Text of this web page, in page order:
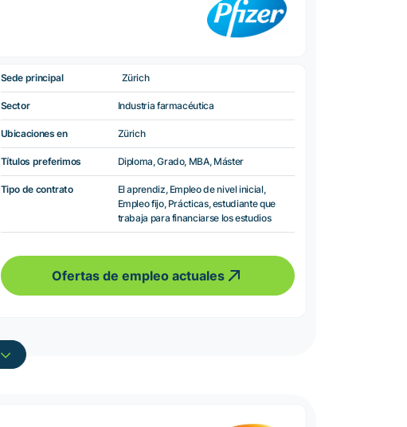
Sede principal Zürich
Sector Industria farmacéutica
Ubicaciones en Zürich
Títulos preferimos Diploma, Grado, MBA, Máster
Tipo de contrato
El aprendiz, Empleo de nivel inicial,
Empleo fijo, Prácticas, estudiante que
trabaja para financiarse los estudios
Ofertas de empleo actuales